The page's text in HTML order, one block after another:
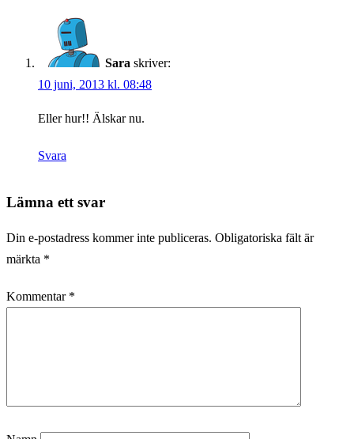
Sara skriver:
10 juni, 2013 kl. 08:48
Eller hur!! Älskar nu.
Svara
Lämna ett svar
Din e-postadress kommer inte publiceras. Obligatoriska fält är
märkta *
Kommentar *